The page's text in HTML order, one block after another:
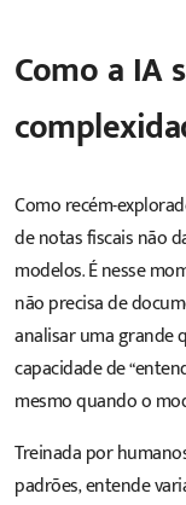
Como a IA
Como recém-
de notas fiscais não
modelos. É nesse
não precisa de
analisar uma grande
capacidade de
mesmo quando o
Treinada por
padrões, entende